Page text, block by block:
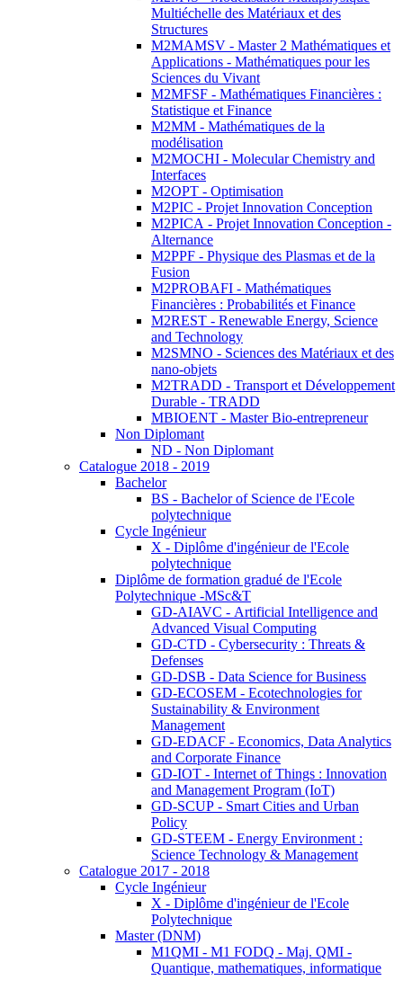
Multiéchelle des Matériaux et des
Structures
M2MAMSV - Master 2 Mathématiques et
Applications - Mathématiques pour les
Sciences du Vivant
M2MFSF - Mathématiques Financières :
Statistique et Finance
M2MM - Mathématiques de la
modélisation
M2MOCHI - Molecular Chemistry and
Interfaces
M2OPT - Optimisation
M2PIC - Projet Innovation Conception
M2PICA - Projet Innovation Conception -
Alternance
M2PPF - Physique des Plasmas et de la
Fusion
M2PROBAFI - Mathématiques
Financières : Probabilités et Finance
M2REST - Renewable Energy, Science
and Technology
M2SMNO - Sciences des Matériaux et des
nano-objets
M2TRADD - Transport et Développement
Durable - TRADD
MBIOENT - Master Bio-entrepreneur
Non Diplomant
ND - Non Diplomant
Catalogue 2018 - 2019
Bachelor
BS - Bachelor of Science de l'Ecole
polytechnique
Cycle Ingénieur
X - Diplôme d'ingénieur de l'Ecole
polytechnique
Diplôme de formation gradué de l'Ecole
Polytechnique -MSc&T
GD-AIAVC - Artificial Intelligence and
Advanced Visual Computing
GD-CTD - Cybersecurity : Threats &
Defenses
GD-DSB - Data Science for Business
GD-ECOSEM - Ecotechnologies for
Sustainability & Environment
Management
GD-EDACF - Economics, Data Analytics
and Corporate Finance
GD-IOT - Internet of Things : Innovation
and Management Program (IoT)
GD-SCUP - Smart Cities and Urban
Policy
GD-STEEM - Energy Environment :
Science Technology & Management
Catalogue 2017 - 2018
Cycle Ingénieur
X - Diplôme d'ingénieur de l'Ecole
Polytechnique
Master (DNM)
M1QMI - M1 FODQ - Maj. QMI -
Quantique, mathematiques, informatique